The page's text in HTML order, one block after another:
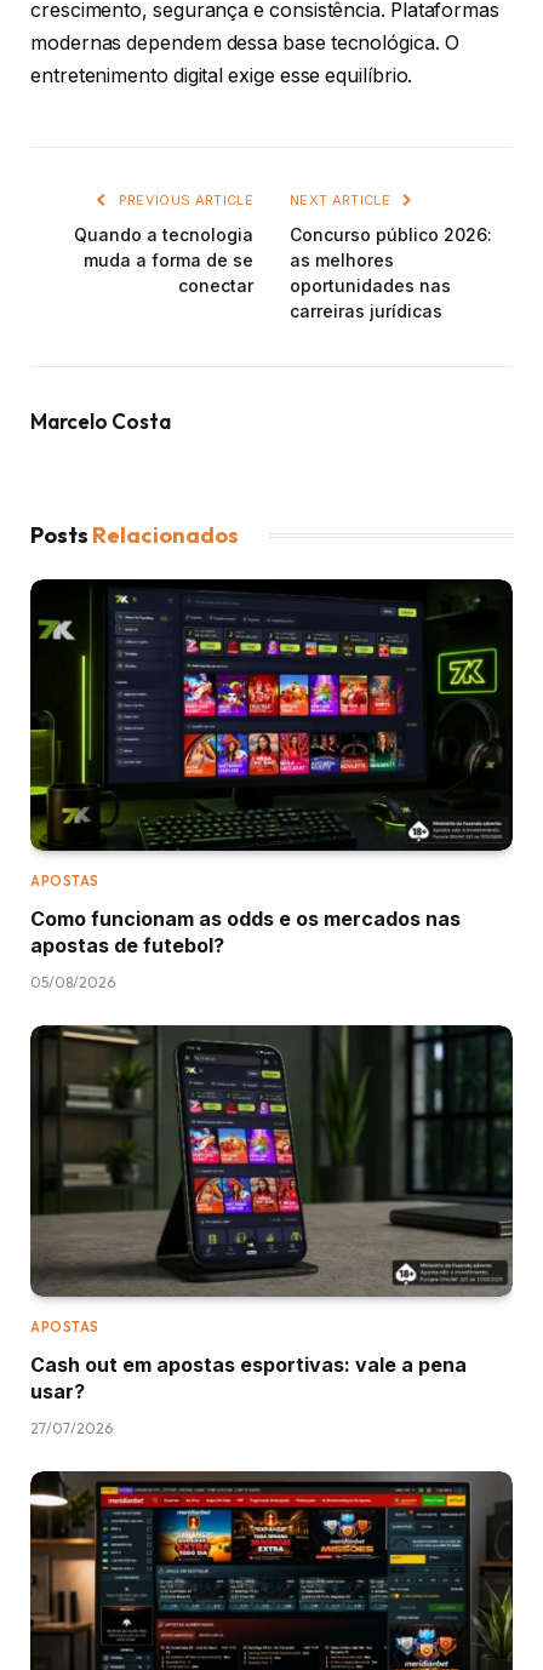
crescimento, segurança e consistência. Plataformas
modernas dependem dessa base tecnológica. O
entretenimento digital exige esse equilíbrio.
PREVIOUS ARTICLE
Quando a tecnologia
muda a forma de se
conectar
NEXT ARTICLE
Concurso público 2026:
as melhores
oportunidades nas
carreiras jurídicas
Marcelo Costa
Posts Relacionados
APOSTAS
Como funcionam as odds e os mercados nas
apostas de futebol?
05/08/2026
APOSTAS
Cash out em apostas esportivas: vale a pena
usar?
27/07/2026